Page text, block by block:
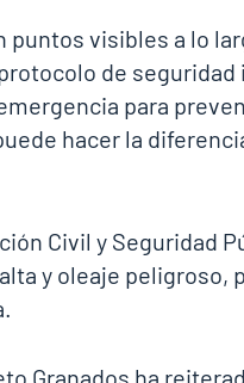
puntos visibles a lo
de
para
hacer la
Civil y Seguridad
y oleaje peligroso,
Granados ha